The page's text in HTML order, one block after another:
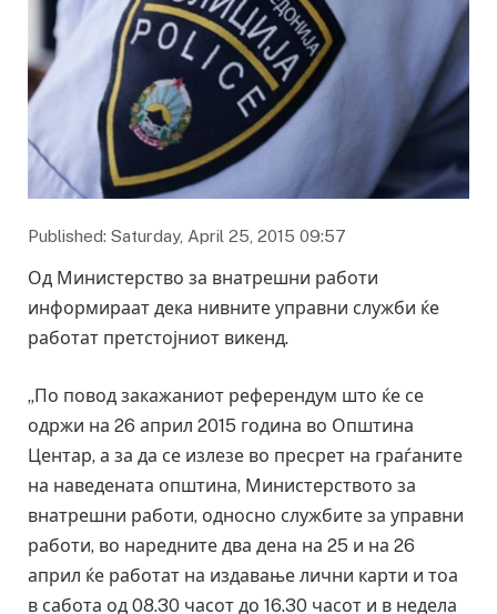
Published: Saturday, April 25, 2015 09:57
Од Министерство за внатрешни работи
информираат дека нивните управни служби ќе
работат претстојниот викенд.
„По повод закажаниот референдум што ќе се
одржи на 26 април 2015 година во Општина
Центар, а за да се излезе во пресрет на граѓаните
на наведената општина, Министерството за
внатрешни работи, односно службите за управни
работи, во наредните два дена на 25 и на 26
април ќе работат на издавање лични карти и тоа
в сабота од 08.30 часот до 16.30 часот и в недела